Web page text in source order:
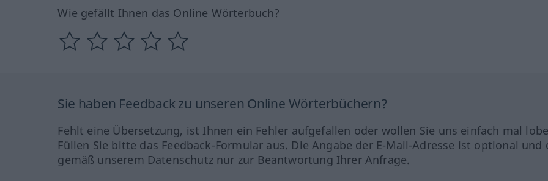
Wie gefällt Ihnen das Online Wörterbuch?
Sie haben Feedback zu unseren Online Wörterbüchern?
Fehlt eine Übersetzung, ist Ihnen ein Fehler aufgefallen oder wollen Sie uns einfach mal
Füllen Sie bitte das Feedback-Formular aus. Die Angabe der E-Mail-Adresse ist optional und
gemäß unserem Datenschutz nur zur Beantwortung Ihrer Anfrage.